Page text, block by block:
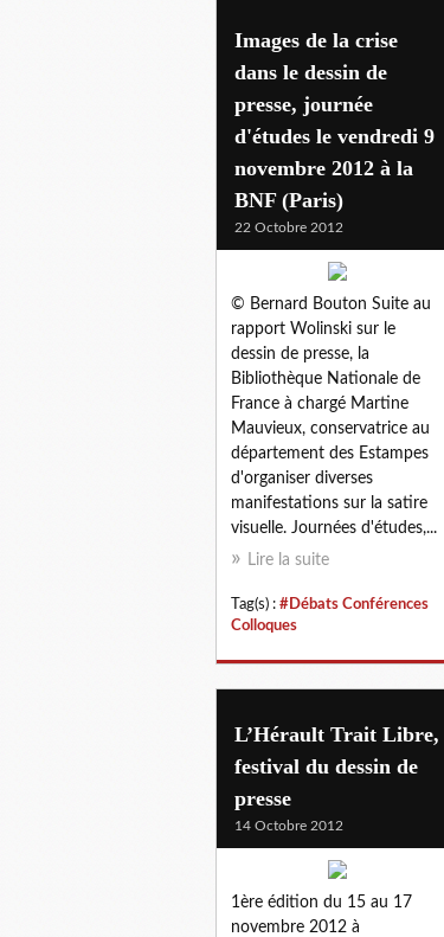
Images de la crise
dans le dessin de
presse, journée
d'études le vendredi 9
novembre 2012 à la
BNF (Paris)
22 Octobre 2012
© Bernard Bouton Suite au
rapport Wolinski sur le
dessin de presse, la
Bibliothèque Nationale de
France à chargé Martine
Mauvieux, conservatrice au
département des Estampes
d'organiser diverses
manifestations sur la satire
visuelle. Journées d'études,...
Lire la suite
Tag(s) : #Débats Conférences
Colloques
L’Hérault Trait Libre,
festival du dessin de
presse
14 Octobre 2012
1ère édition du 15 au 17
novembre 2012 à